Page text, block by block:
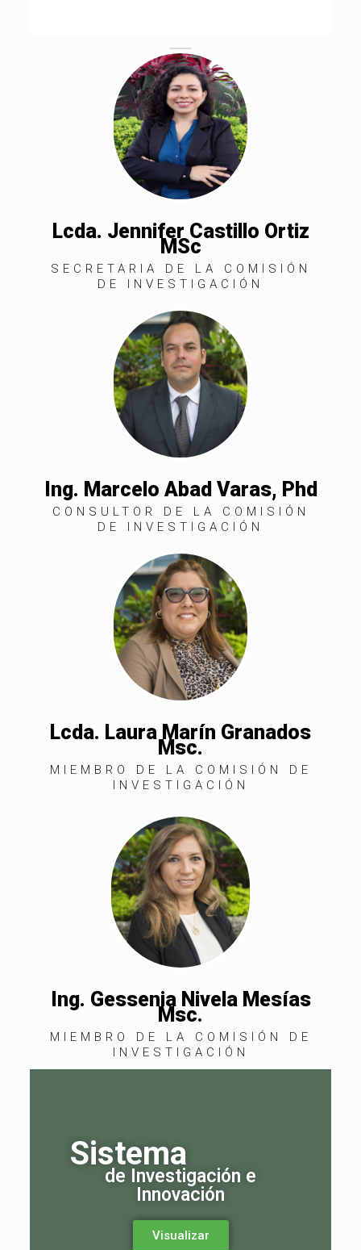
Lcda. Jennifer Castillo Ortiz
MSc
SECRETARIA DE LA COMISIÓN
DE INVESTIGACIÓN
Ing. Marcelo Abad Varas, Phd
CONSULTOR DE LA COMISIÓN
DE INVESTIGACIÓN
Lcda. Laura Marín Granados
Msc.
MIEMBRO DE LA COMISIÓN DE
INVESTIGACIÓN
Ing. Gessenia Nivela Mesías
Msc.
MIEMBRO DE LA COMISIÓN DE
INVESTIGACIÓN
Sistema
de Investigación e
Innovación
Visualizar